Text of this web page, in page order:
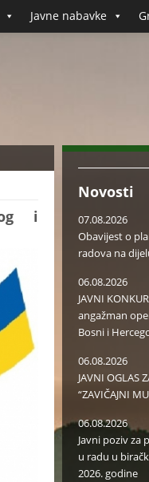
Javne nabavke
i
Novosti
07.08.2026
Obavijest o
radova na
06.08.2026
JAVNI
angažman
Bosni i
06.08.2026
JAVNI OGLAS
“ZAVIČAJNI
06.08.2026
Javni poziv za
u radu u
2026. godine